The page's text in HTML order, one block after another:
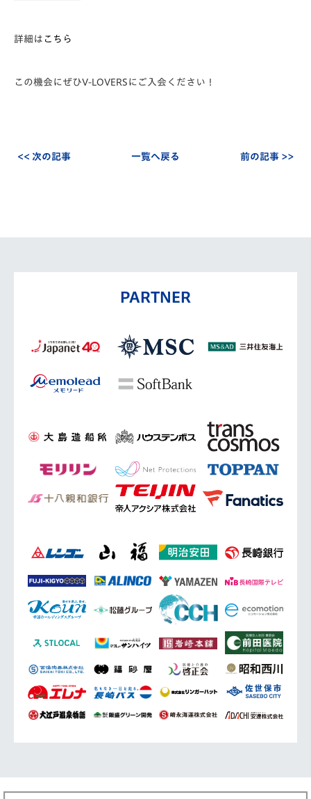
詳細は こちら
この機会にぜひV-LOVERSにご入会ください！
<< 次の記事 一覧へ戻る 前の記事 >>
PARTNER